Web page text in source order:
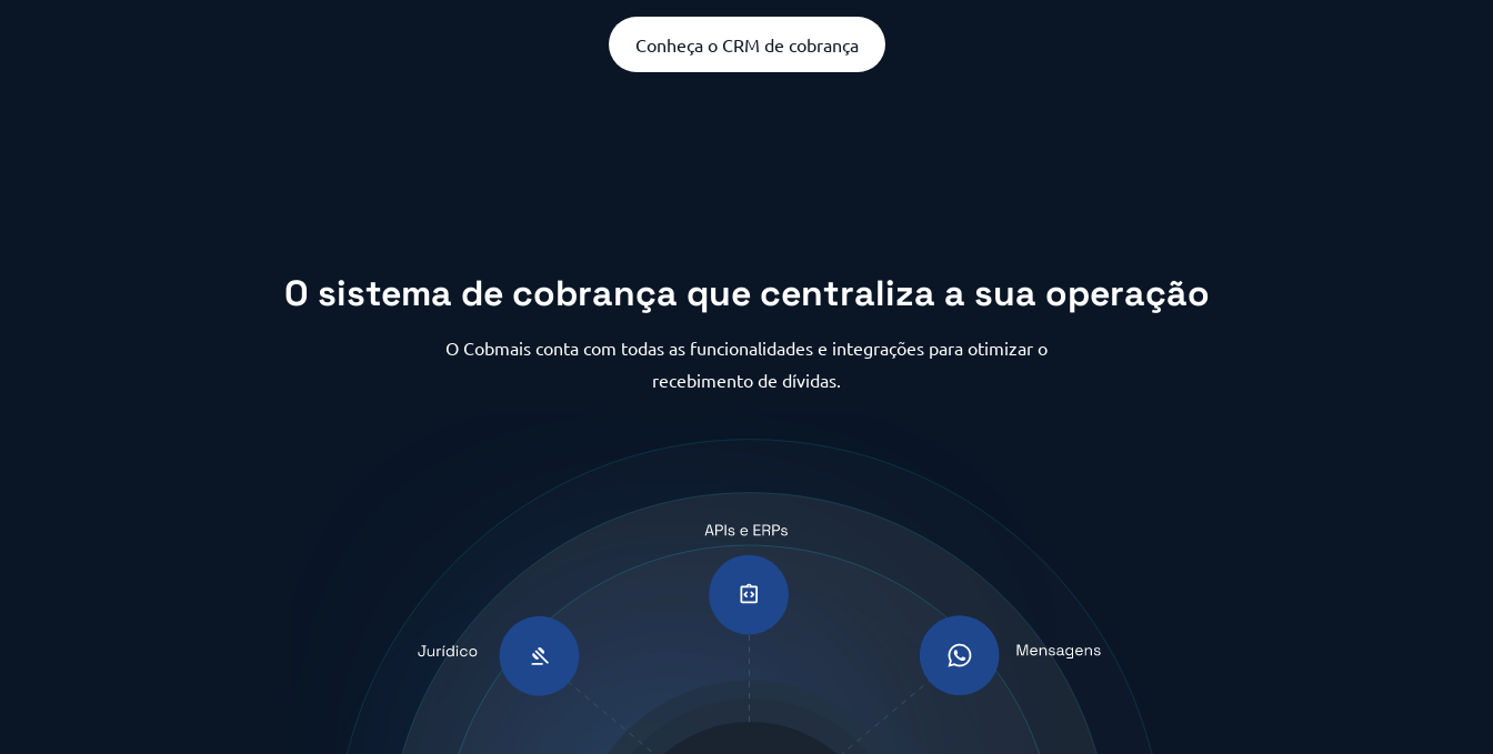
Conheça o CRM de cobrança
O sistema de cobrança que centraliza a sua operação
O Cobmais conta com todas as funcionalidades e integrações para otimizar o
recebimento de dívidas.